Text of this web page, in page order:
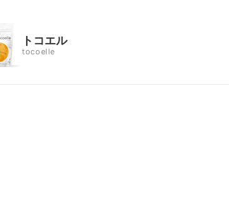
トコエル
tocoelle